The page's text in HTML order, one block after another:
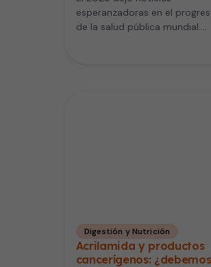
esperanzadoras en el
de la salud pública mundial.
Digestión y Nutrición
Acrilamida y productos
cancerígenos: ¿debemos